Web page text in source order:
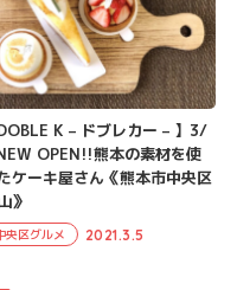
DOBLE K – ドブレカー – 】3/
OPEN!!熊本の素材を使
ケーキ屋さん《熊本市中央区
》
央区グルメ 2021.3.5